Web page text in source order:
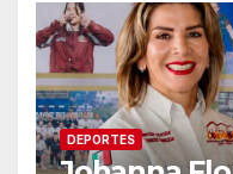
IMSS
DEPORTES